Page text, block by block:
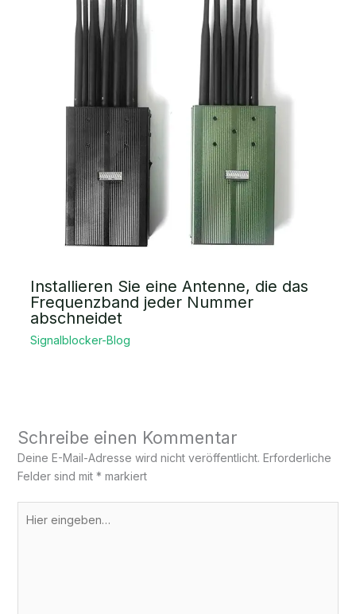
Installieren Sie eine Antenne, die das
Frequenzband jeder Nummer
abschneidet
Signalblocker-Blog
Schreibe einen Kommentar
Deine E-Mail-Adresse wird nicht veröffentlicht. Erforderliche
Felder sind mit * markiert
eingeben…